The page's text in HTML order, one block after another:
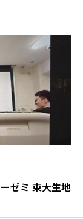
ゼミ 東大生地